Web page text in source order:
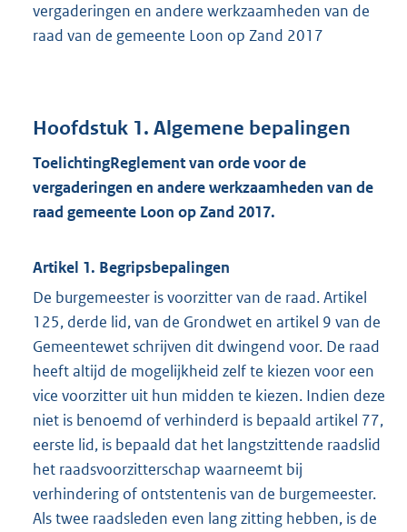
vergaderingen en andere werkzaamheden van de
raad van de gemeente Loon op Zand 2017
Hoofdstuk 1. Algemene bepalingen
ToelichtingReglement van orde voor de
vergaderingen en andere werkzaamheden van de
raad gemeente Loon op Zand 2017.
Artikel 1. Begripsbepalingen
De burgemeester is voorzitter van de raad. Artikel
125, derde lid, van de Grondwet en artikel 9 van de
Gemeentewet schrijven dit dwingend voor. De raad
heeft altijd de mogelijkheid zelf te kiezen voor een
vice voorzitter uit hun midden te kiezen. Indien deze
niet is benoemd of verhinderd is bepaald artikel 77,
eerste lid, is bepaald dat het langstzittende raadslid
het raadsvoorzitterschap waarneemt bij
verhindering of ontstentenis van de burgemeester.
Als twee raadsleden even lang zitting hebben, is de